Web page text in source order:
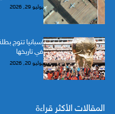
يوليو 29, 2026
في تاريخها
يوليو 20, 2026
المقالات الأكثر قراءة